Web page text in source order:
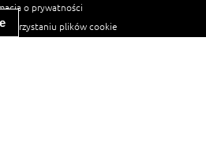
o prywatności
plików cookie